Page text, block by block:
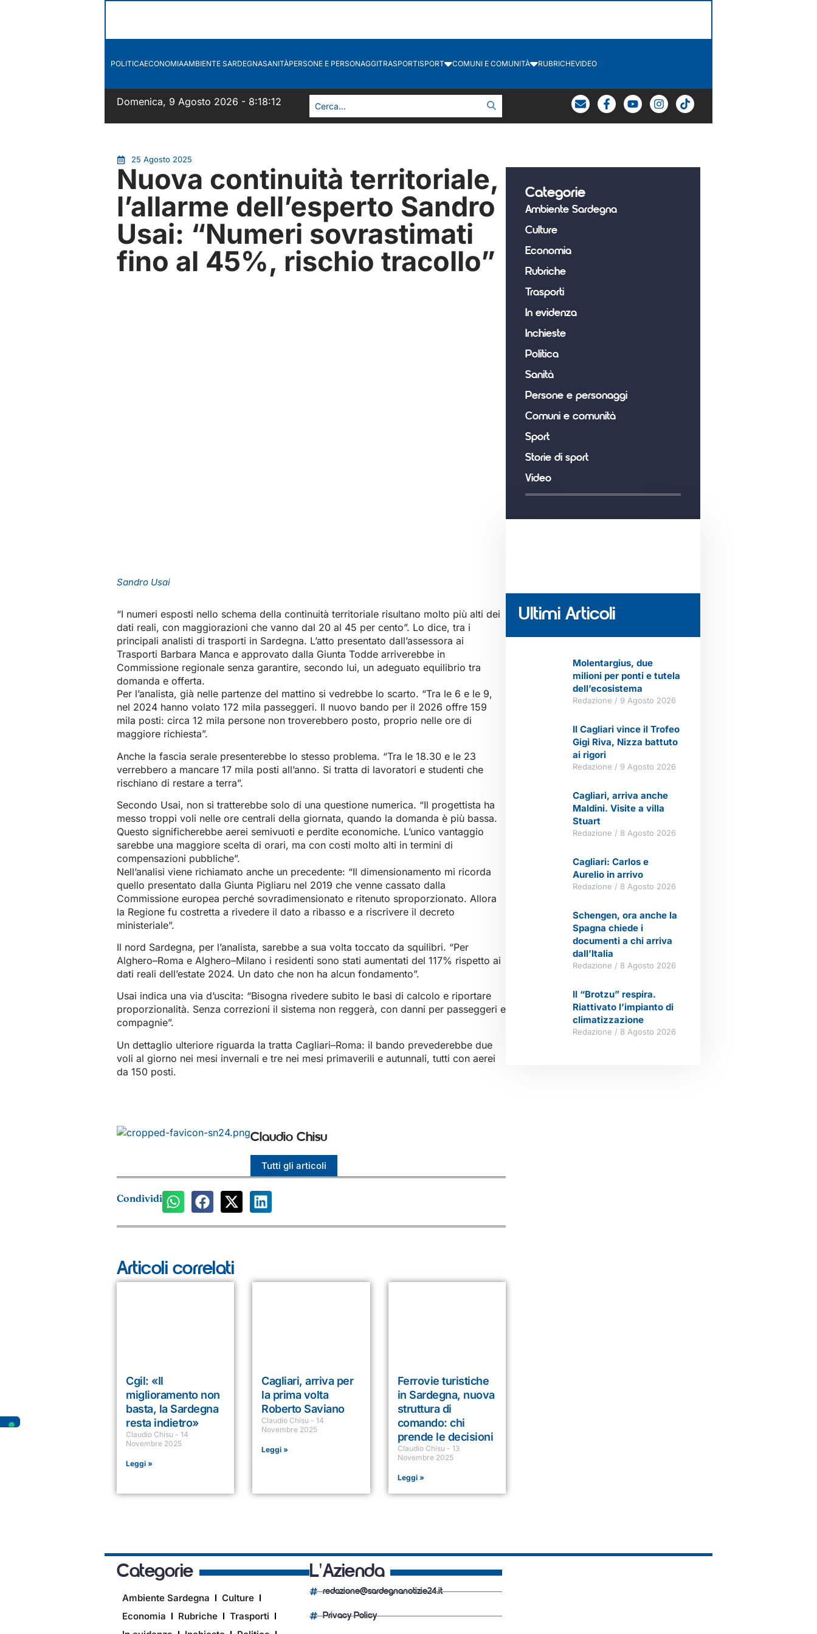
POLITICAECONOMIAAMBIENTE SARDEGNASANITÀPERSONE E PERSONAGGITRASPORTISPORT COMUNI E COMUNITÀ RUBRICHEVIDEO
Domenica, 9 Agosto 2026 - 8:18:12
25 Agosto 2025
Nuova continuità territoriale,
l’allarme dell’esperto Sandro
Usai: “Numeri sovrastimati
fino al 45%, rischio tracollo”
Sandro Usai
“I numeri esposti nello schema della continuità territoriale risultano molto più alti dei
dati reali, con maggiorazioni che vanno dal 20 al 45 per cento”. Lo dice, tra i
principali analisti di trasporti in Sardegna. L’atto presentato dall’assessora ai
Trasporti Barbara Manca e approvato dalla Giunta Todde arriverebbe in
Commissione regionale senza garantire, secondo lui, un adeguato equilibrio tra
domanda e offerta.
Per l’analista, già nelle partenze del mattino si vedrebbe lo scarto. “Tra le 6 e le 9,
nel 2024 hanno volato 172 mila passeggeri. Il nuovo bando per il 2026 offre 159
mila posti: circa 12 mila persone non troverebbero posto, proprio nelle ore di
maggiore richiesta”.
Anche la fascia serale presenterebbe lo stesso problema. “Tra le 18.30 e le 23
verrebbero a mancare 17 mila posti all’anno. Si tratta di lavoratori e studenti che
rischiano di restare a terra”.
Secondo Usai, non si tratterebbe solo di una questione numerica. “Il progettista ha
messo troppi voli nelle ore centrali della giornata, quando la domanda è più bassa.
Questo significherebbe aerei semivuoti e perdite economiche. L’unico vantaggio
sarebbe una maggiore scelta di orari, ma con costi molto alti in termini di
compensazioni pubbliche”.
Nell’analisi viene richiamato anche un precedente: “Il dimensionamento mi ricorda
quello presentato dalla Giunta Pigliaru nel 2019 che venne cassato dalla
Commissione europea perché sovradimensionato e ritenuto sproporzionato. Allora
la Regione fu costretta a rivedere il dato a ribasso e a riscrivere il decreto
ministeriale”.
Il nord Sardegna, per l’analista, sarebbe a sua volta toccato da squilibri. “Per
Alghero–Roma e Alghero–Milano i residenti sono stati aumentati del 117% rispetto ai
dati reali dell’estate 2024. Un dato che non ha alcun fondamento”.
Usai indica una via d’uscita: “Bisogna rivedere subito le basi di calcolo e riportare
proporzionalità. Senza correzioni il sistema non reggerà, con danni per passeggeri e
compagnie”.
Un dettaglio ulteriore riguarda la tratta Cagliari–Roma: il bando prevederebbe due
voli al giorno nei mesi invernali e tre nei mesi primaverili e autunnali, tutti con aerei
da 150 posti.
Claudio Chisu
Tutti gli articoli
Condividi
Articoli correlati
Cgil: «Il
miglioramento non
basta, la Sardegna
resta indietro»
Claudio Chisu
14
Novembre 2025
Leggi »
Cagliari, arriva per
la prima volta
Roberto Saviano
Claudio Chisu
14
Novembre 2025
Leggi »
Ferrovie turistiche
in Sardegna, nuova
struttura di
comando: chi
prende le decisioni
Claudio Chisu
13
Novembre 2025
Leggi »
Categorie
Ambiente Sardegna
Culture
Economia
Rubriche
Trasporti
In evidenza
Inchieste
Politica
Sanità
Persone e personaggi
Comuni e comunità
Sport
Storie di sport
Video
Ultimi Articoli
Molentargius, due
milioni per ponti e tutela
dell’ecosistema
Redazione 9 Agosto 2026
Il Cagliari vince il Trofeo
Gigi Riva, Nizza battuto
ai rigori
Redazione 9 Agosto 2026
Cagliari, arriva anche
Maldini. Visite a villa
Stuart
Redazione 8 Agosto 2026
Cagliari: Carlos e
Aurelio in arrivo
Redazione 8 Agosto 2026
Schengen, ora anche la
Spagna chiede i
documenti a chi arriva
dall’Italia
Redazione 8 Agosto 2026
Il “Brotzu” respira.
Riattivato l’impianto di
climatizzazione
Redazione 8 Agosto 2026
Categorie
Ambiente Sardegna
Culture
Economia
Rubriche
Trasporti
L'Azienda
redazione@sardegnanotizie24.it
Privacy Policy